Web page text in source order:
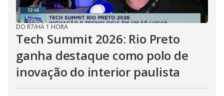
DO R7/HÁ 1 HORA
Tech Summit 2026: Rio Preto
ganha destaque como polo de
inovação do interior paulista